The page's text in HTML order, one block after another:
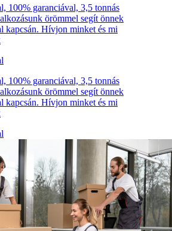
100% garanciával, 3,5 tonnás
örömmel segít önnek
kapcsán. Hívjon minket és mi
100% garanciával, 3,5 tonnás
örömmel segít önnek
kapcsán. Hívjon minket és mi